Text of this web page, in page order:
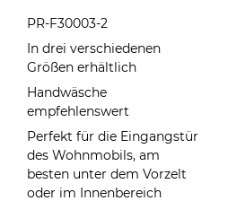
PR-F30003-2
In drei verschiedenen
Größen erhältlich
Handwäsche
empfehlenswert
Perfekt für die Eingangstür
des Wohnmobils, am
besten unter dem Vorzelt
oder im Innenbereich